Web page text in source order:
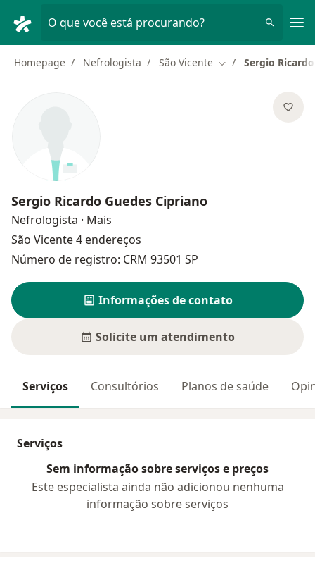
O que você está procurando?
Homepage Nefrologista São Vicente Mudar de cidade
Sergio
Sergio Ricardo Guedes Cipriano
Nefrologista · Mais
São Vicente4 endereços
Número de registro: CRM 93501 SP
Informações de contato
Solicite um atendimento
Serviços Consultórios Planos de saúde
Serviços
Sem informação sobre serviços e preços
Este especialista ainda não adicionou nenhuma
informação sobre serviços